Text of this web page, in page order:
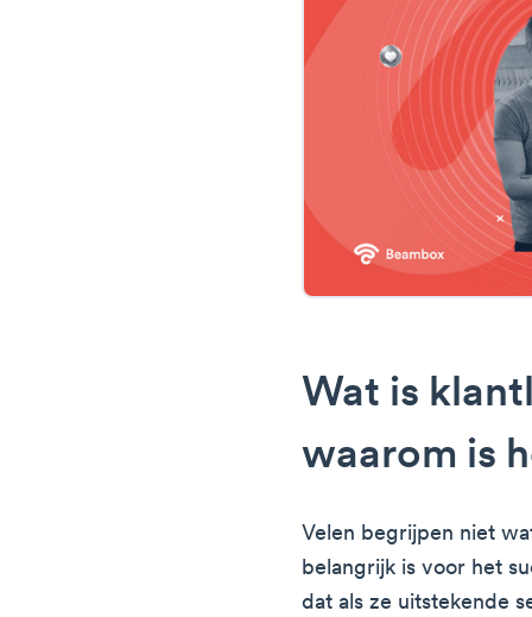
Wat is
waarom is
Velen begrijpen niet
belangrijk is voor het
dat als ze uitstekende